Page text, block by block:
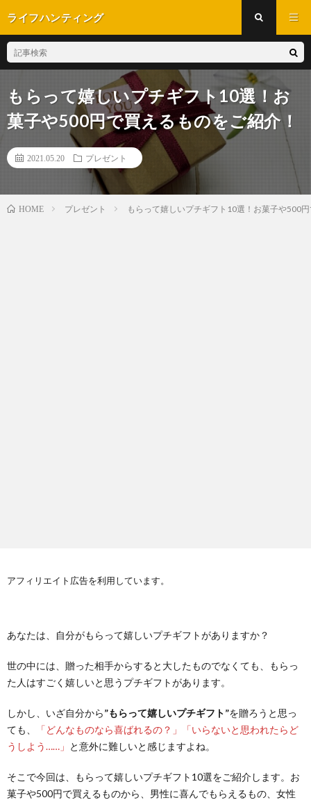
ライフハンティング
もらって嬉しいプチギフト10選！お
菓子や500円で買えるものをご紹介！
2021.05.20 プレゼント
HOME プレゼント もらって嬉しいプチギフト10選！お菓子や500
アフィリエイト広告を利用しています。
あなたは、自分がもらって嬉しいプチギフトがありますか？
世の中には、贈った相手からすると大したものでなくても、もらっ
た人はすごく嬉しいと思うプチギフトがあります。
しかし、いざ自分から”もらって嬉しいプチギフト”を贈ろうと思っ
ても、
「どんなものなら喜ばれるの？」「いらないと思われたらど
うしよう……」 と意外に難しいと感じますよね。
そこで今回は、もらって嬉しいプチギフト10選をご紹介します。お
菓子や500円で買えるものから、男性に喜んでもらえるもの、女性